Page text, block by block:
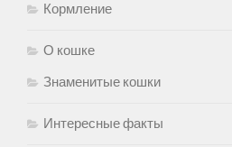
Кормление
О кошке
Знаменитые кошки
Интересные факты